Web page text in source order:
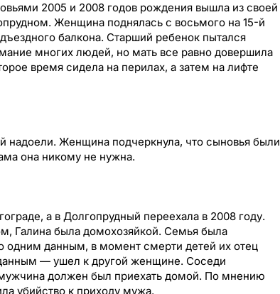
2005 и 2008 годов рождения вышла из своей
Женщина поднялась с восьмого на 15-й
балкона. Старший ребенок пытался
многих людей, но мать все равно довершила
время сидела на перилах, а затем на лифте
надоели. Женщина подчеркнула, что сыновья были
она никому не нужна.
а в Долгопрудный переехала в 2008 году.
Галина была домохозяйкой. Семья была
одним данным, в момент смерти детей их отец
— ушел к другой женщине. Соседи
должен был приехать домой. По мнению
убийство к приходу мужа.